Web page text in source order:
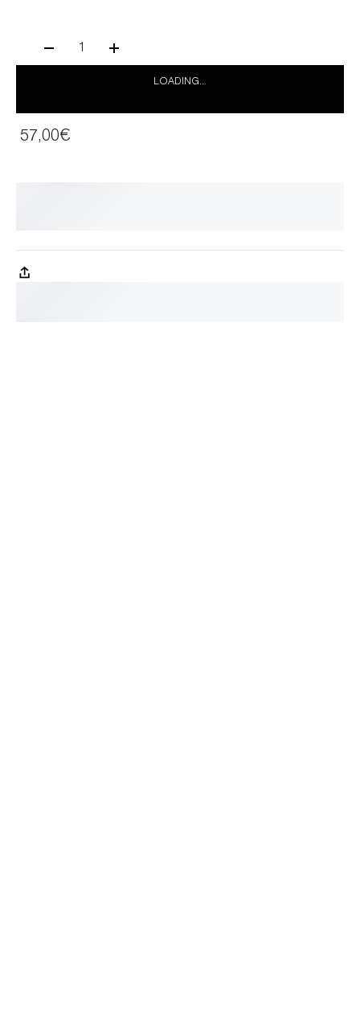
1
LOADING...
57,00€